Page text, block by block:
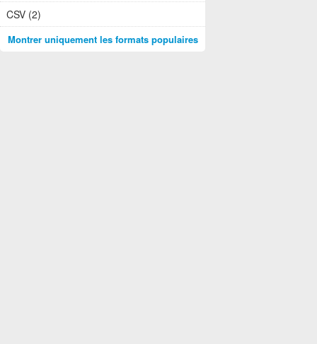
CSV (2)
Montrer uniquement les formats populaires